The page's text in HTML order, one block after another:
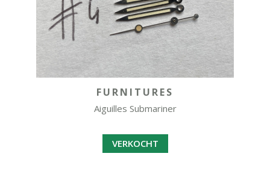
FURNITURES
Aiguilles Submariner
VERKOCHT